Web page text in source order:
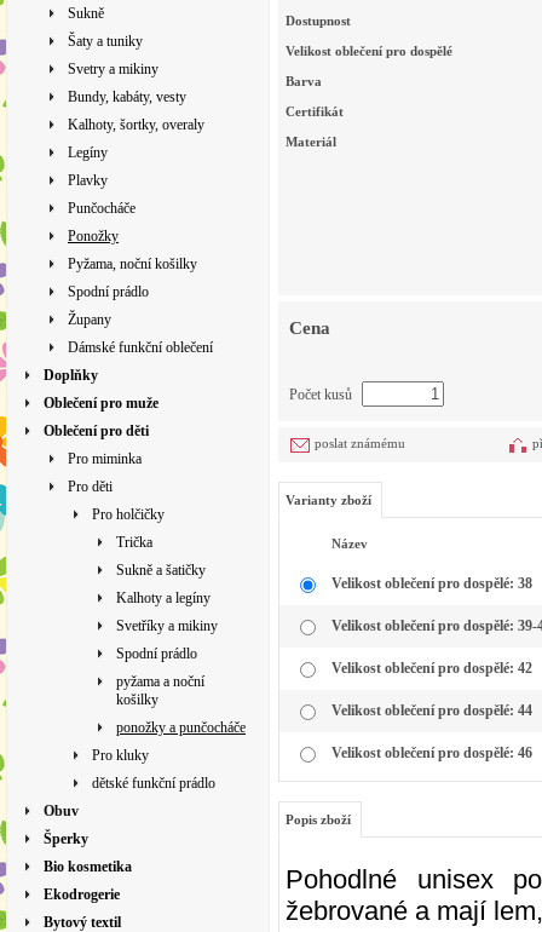
Sukně
Šaty a tuniky
Svetry a mikiny
Bundy, kabáty, vesty
Kalhoty, šortky, overaly
Legíny
Plavky
Punčocháče
Ponožky
Pyžama, noční košilky
Spodní prádlo
Župany
Dámské funkční oblečení
Doplňky
Oblečení pro muže
Oblečení pro děti
Pro miminka
Pro děti
Pro holčičky
Trička
Sukně a šatičky
Kalhoty a legíny
Svetříky a mikiny
Spodní prádlo
pyžama a noční
košilky
ponožky a punčocháče
Pro kluky
dětské funkční prádlo
Obuv
Šperky
Bio kosmetika
Ekodrogerie
Bytový textil
Dostupnost
Velikost oblečení pro dospělé
Barva
Certifikát
Materiál
Cena
Počet kusů
poslat známému
Varianty zboží
Název
Velikost oblečení pro dospělé: 38
Velikost oblečení pro dospělé: 39-
Velikost oblečení pro dospělé: 42
Velikost oblečení pro dospělé: 44
Velikost oblečení pro dospělé: 46
Popis zboží
Pohodlné unisex
žebrované a mají